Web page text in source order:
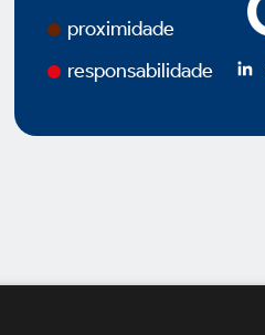
proximidade
responsabilidade